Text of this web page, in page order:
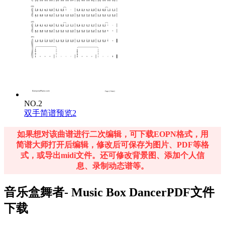
NO.2
双手简谱预览2
如果想对该曲谱进行二次编辑，可下载EOPN格式，用
简谱大师打开后编辑，修改后可保存为图片、PDF等格
式，或导出midi文件。还可修改背景图、添加个人信
息、录制动态谱等。
音乐盒舞者- Music Box DancerPDF文件
下载